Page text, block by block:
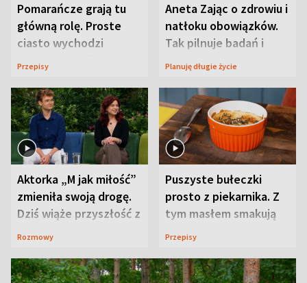
Pomarańcze grają tu
główną rolę. Proste
ciasto wychodzi
wyjątkowo wilgotne
Przepisy
Aneta Zając o zdrowiu i
natłoku obowiązków.
Tak pilnuje badań i
wizyt
Planuję długie życie
Aktorka „M jak miłość”
zmieniła swoją drogę.
Dziś wiąże przyszłość z
neurobiologią
Rozmowy
Puszyste bułeczki
prosto z piekarnika. Z
tym masłem smakują
jeszcze lepiej
Przepisy